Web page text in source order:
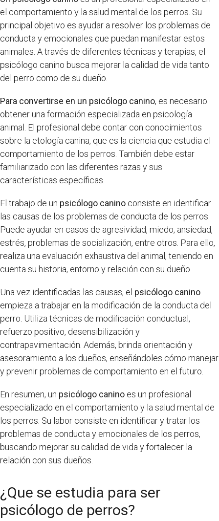
el comportamiento y la salud mental de los perros. Su
principal objetivo es ayudar a resolver los problemas de
conducta y emocionales que puedan manifestar estos
animales. A través de diferentes técnicas y terapias, el
psicólogo canino busca mejorar la calidad de vida tanto
del perro como de su dueño.
Para convertirse en un psicólogo canino, es necesario
obtener una formación especializada en psicología
animal. El profesional debe contar con conocimientos
sobre la etología canina, que es la ciencia que estudia el
comportamiento de los perros. También debe estar
familiarizado con las diferentes razas y sus
características específicas.
El trabajo de un psicólogo canino consiste en identificar
las causas de los problemas de conducta de los perros.
Puede ayudar en casos de agresividad, miedo, ansiedad,
estrés, problemas de socialización, entre otros. Para ello,
realiza una evaluación exhaustiva del animal, teniendo en
cuenta su historia, entorno y relación con su dueño.
Una vez identificadas las causas, el psicólogo canino
empieza a trabajar en la modificación de la conducta del
perro. Utiliza técnicas de modificación conductual,
refuerzo positivo, desensibilización y
contrapavimentación. Además, brinda orientación y
asesoramiento a los dueños, enseñándoles cómo manejar
y prevenir problemas de comportamiento en el futuro.
En resumen, un psicólogo canino es un profesional
especializado en el comportamiento y la salud mental de
los perros. Su labor consiste en identificar y tratar los
problemas de conducta y emocionales de los perros,
buscando mejorar su calidad de vida y fortalecer la
relación con sus dueños.
¿Que se estudia para ser
psicólogo de perros?